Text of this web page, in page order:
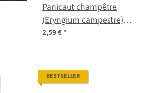
Panicaut champêtre
(Eryngium campestre)
graines
2,59 €*
BESTSELLER